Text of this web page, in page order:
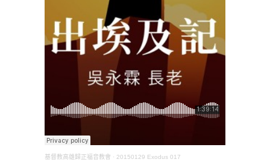
基督教高雄歸正福音教會 · 20150129 Exodus 017